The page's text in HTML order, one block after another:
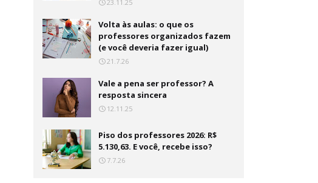
23.11.25
Volta às aulas: o que os
professores organizados fazem
(e você deveria fazer igual)
21.7.26
Vale a pena ser professor? A
resposta sincera
12.11.25
Piso dos professores 2026: R$
5.130,63. E você, recebe isso?
7.7.26